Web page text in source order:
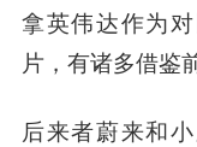
拿英伟达作为
片，有诸多借鉴
后来者蔚来和